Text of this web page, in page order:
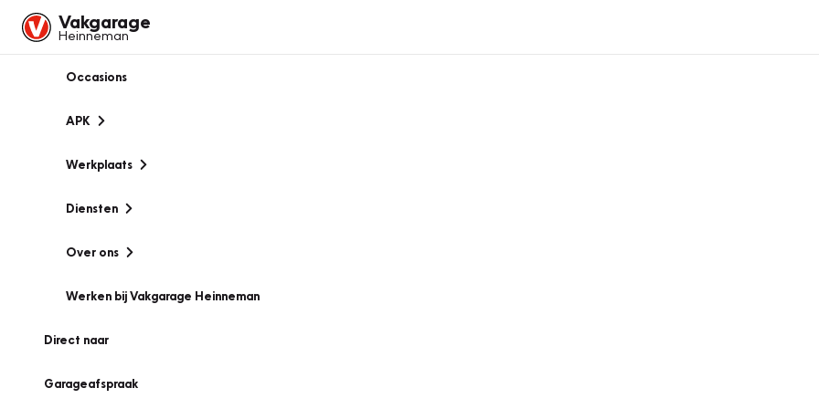
Vakgarage
Heinneman
Occasions
APK
Werkplaats
Diensten
Over ons
Werken bij Vakgarage Heinneman
Direct naar
Garageafspraak